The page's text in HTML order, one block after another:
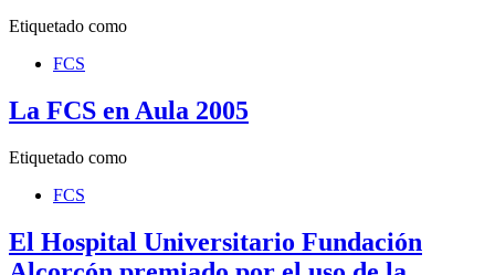
Etiquetado como
FCS
La FCS en Aula 2005
Etiquetado como
FCS
El Hospital Universitario Fundación